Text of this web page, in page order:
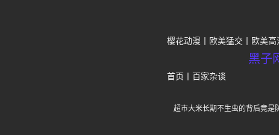
樱花动漫 欧美猛交 欧美高
黑子
首页 百家杂谈
超市大米长期不生虫的背后竟是